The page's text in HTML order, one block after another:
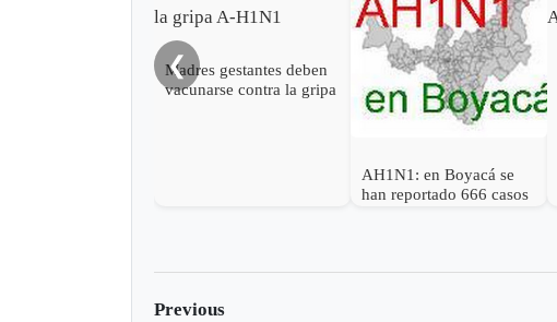
❮
Madres gestantes deben
vacunarse contra la gripa
AH1N1: en Boyacá se
han reportado 666 casos
Previous